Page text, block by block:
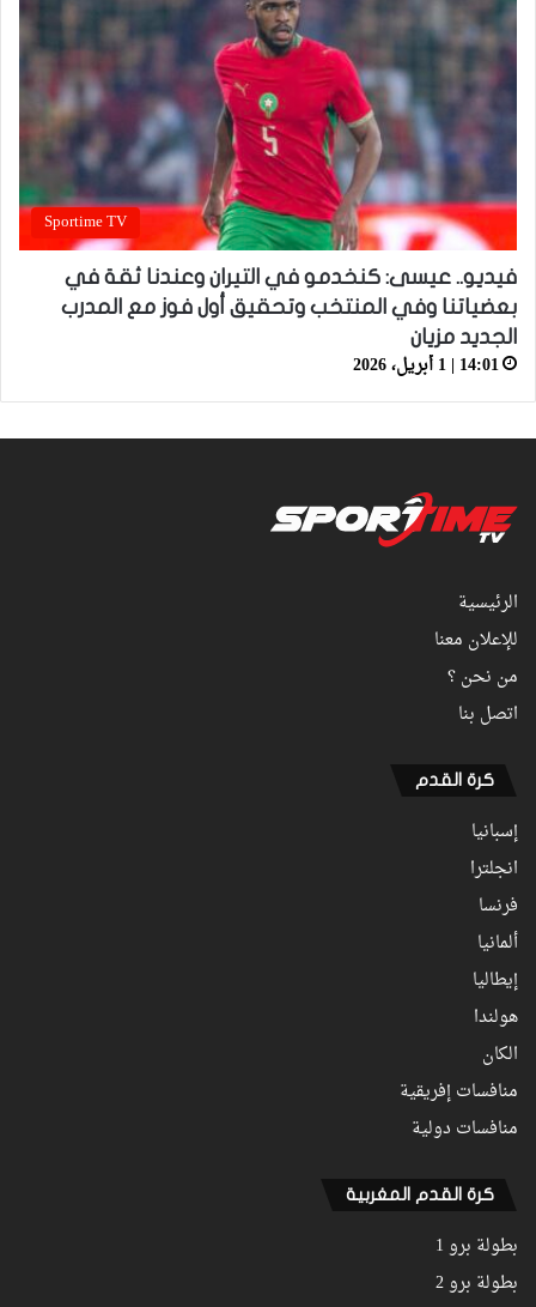
Sportime TV
فيديو.. عيسى: كنخدمو في التيران وعندنا ثقة في
بعضياتنا وفي المنتخب وتحقيق أول فوز مع المدرب
الجديد مزيان
14:01 | 1 أبريل، 2026
الرئيسية
للإعلان معنا
من نحن ؟
اتصل بنا
كرة القدم
إسبانيا
انجلترا
فرنسا
ألمانيا
إيطاليا
هولندا
الكان
منافسات إفريقية
منافسات دولية
كرة القدم المغربية
بطولة برو 1
بطولة برو 2